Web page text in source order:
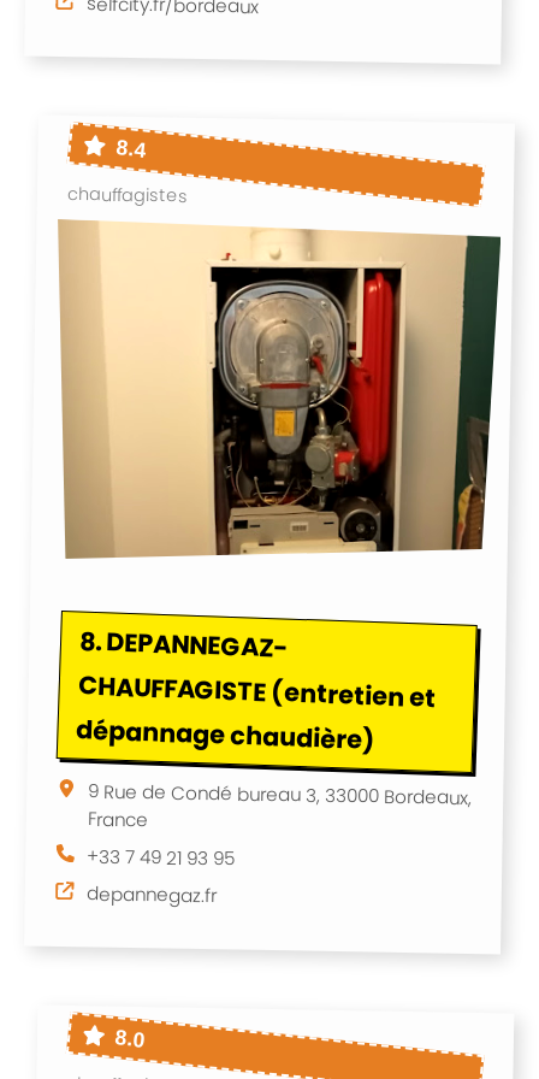
8.4
chauffagistes
8.DEPANNEGAZ-
CHAUFFAGISTE (entretien et
dépannage chaudière)
9 Rue de Condé bureau 3, 33000 Bordeaux,
France
+33 7 49 21 93 95
depannegaz.fr
8.0